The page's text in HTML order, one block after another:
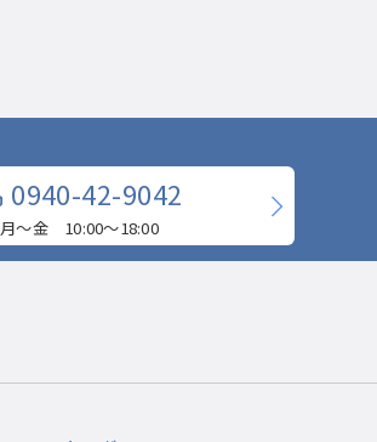
0940-42-9042
月〜金 10:00〜18:00